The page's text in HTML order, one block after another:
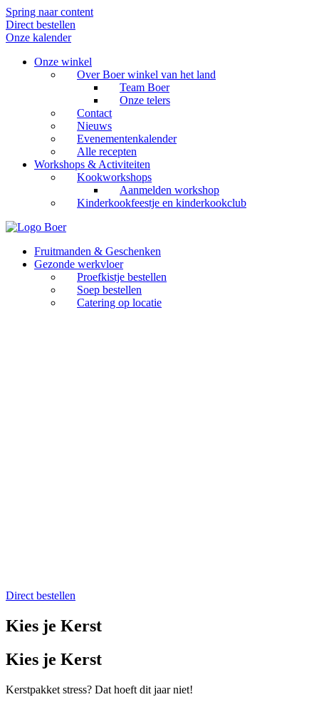
Spring naar content
Direct bestellen
Onze kalender
Onze winkel
Over Boer winkel van het land
Team Boer
Onze telers
Contact
Nieuws
Evenementenkalender
Alle recepten
Workshops & Activiteiten
Kookworkshops
Aanmelden workshop
Kinderkookfeestje en kinderkookclub
Fruitmanden & Geschenken
Gezonde werkvloer
Proefkistje bestellen
Soep bestellen
Catering op locatie
Direct bestellen
Kies je Kerst
Kies je Kerst
Kerstpakket stress? Dat hoeft dit jaar niet!